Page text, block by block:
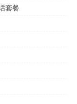
套餐